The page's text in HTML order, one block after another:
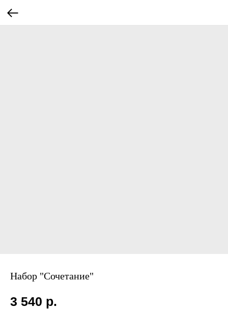
Набор "Сочетание"
3 540 р.